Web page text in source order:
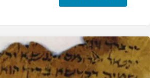
לך
כל